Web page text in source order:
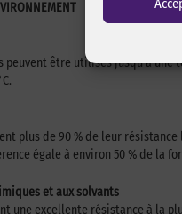
être utilisés jusqu’à une
plus de 90 % de leur
égale à environ 50 % de la
et aux solvants
une excellente résistance à la